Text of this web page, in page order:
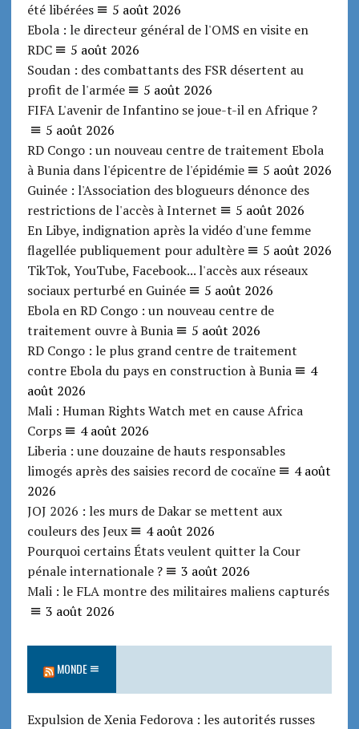
été libérées
5 août 2026
Ebola : le directeur général de l'OMS en visite en
RDC
5 août 2026
Soudan : des combattants des FSR désertent au
profit de l'armée
5 août 2026
FIFA L'avenir de Infantino se joue-t-il en Afrique ?
5 août 2026
RD Congo : un nouveau centre de traitement Ebola
à Bunia dans l'épicentre de l'épidémie
5 août 2026
Guinée : l'Association des blogueurs dénonce des
restrictions de l'accès à Internet
5 août 2026
En Libye, indignation après la vidéo d'une femme
flagellée publiquement pour adultère
5 août 2026
TikTok, YouTube, Facebook... l'accès aux réseaux
sociaux perturbé en Guinée
5 août 2026
Ebola en RD Congo : un nouveau centre de
traitement ouvre à Bunia
5 août 2026
RD Congo : le plus grand centre de traitement
contre Ebola du pays en construction à Bunia
4
août 2026
Mali : Human Rights Watch met en cause Africa
Corps
4 août 2026
Liberia : une douzaine de hauts responsables
limogés après des saisies record de cocaïne
4 août
2026
JOJ 2026 : les murs de Dakar se mettent aux
couleurs des Jeux
4 août 2026
Pourquoi certains États veulent quitter la Cour
pénale internationale ?
3 août 2026
Mali : le FLA montre des militaires maliens capturés
3 août 2026
MONDE
Expulsion de Xenia Fedorova : les autorités russes